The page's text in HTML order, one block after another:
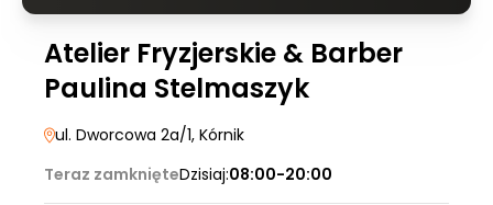
Atelier Fryzjerskie & Barber
Paulina Stelmaszyk
ul. Dworcowa 2a/1, Kórnik
Teraz zamknięteDzisiaj:08:00-20:00